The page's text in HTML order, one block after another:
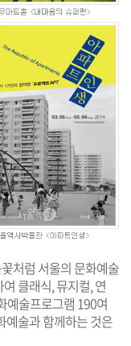
처럼 서울의 문화예술
클래식, 뮤지컬, 연
예술프로그램 190여
예술과 함께하는 것은